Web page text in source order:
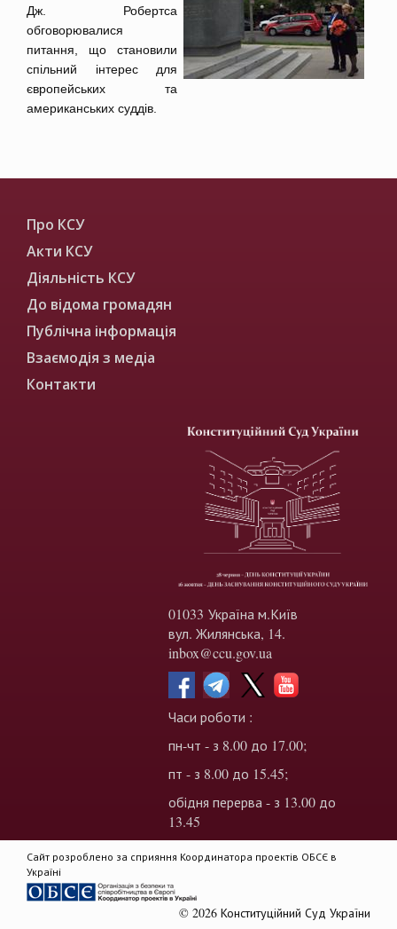
Дж. Робертса
обговорювалися
питання, що становили
спільний інтерес для
європейських та
американських суддів.
Про КСУ
Акти КСУ
Діяльність КСУ
До відома громадян
Публічна інформація
Взаємодія з медіа
Контакти
01033 Україна м.Київ
вул. Жилянська, 14.
inbox@ccu.gov.ua
Часи роботи :
пн-чт - з 8.00 до 17.00;
пт - з 8.00 до 15.45;
обідня перерва - з 13.00 до
13.45
Сайт розроблено за сприяння Координатора проектів ОБСЄ в
Україні
© 2026 Конституційний Суд України